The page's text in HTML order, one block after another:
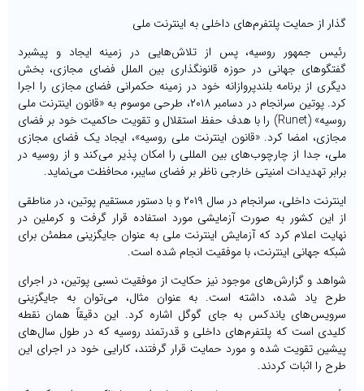
گذار از حمایت پلتفرم‌های داخلی به اینترنت ملی
رئیس جمهور روسیه، پس از تلاش‌هایی در زمینه ایجاد و پیشبرد
گفتگوهای جهانی در حوزه قانونگذاری بین الملل فضای مجازی، بخش
دیگری از برنامه بلندپروازانه خود در زمینه حکمرانی فضای مجازی را اجرا
کرد. پوتین سرانجام در دسامبر ۲۰۱۸، طرحی موسوم به «قانون اینترنت ملی
روسیه» (Runet) را با هدف حفظ استقلال و تقویت حاکمیت خود بر فضای
مجازی، امضا کرد. «قانون اینترنت ملی روسیه»، ایجاد یک فضای مجازی
ملی، جدا از چارچوب‌های بین المللی را امکان پذیر می‌کند و از روسیه در
برابر تهدیدات امنیتی خارجی ناظر بر فضای سایبر، محافظت می‌نماید.
اینترنت داخلی، سرانجام در سال ۲۰۱۹ و با دستور مستقیم پوتین، در مناطقی
از این کشور به صورت آزمایشی مورد استفاده قرار گرفت و کرملین در
نهایت اعلام کرد که آزمایش اینترنت ملی به عنوان جایگزینی مطمئن برای
شبکه جهانی اینترنت، با موفقیت انجام شده است.
شواهد و گزارش‌های موجود نیز حکایت از موفقیت نسبی پوتین، در اجرای
طرح یاد شده، داشته است. به عنوان مثال، می‌توان به جایگزینی
سرویس‌های یاندکس به جای گوگل اشاره کرد. این دقیقاً همان نقطه
کلیدی است که پلتفرم‌های داخلی و قدرتمند روسیه که در طول سال‌های
پیشین تقویت شده و مورد حمایت قرار گرفتند، کارایی خود در اجرای این
طرح را اثبات کردند.